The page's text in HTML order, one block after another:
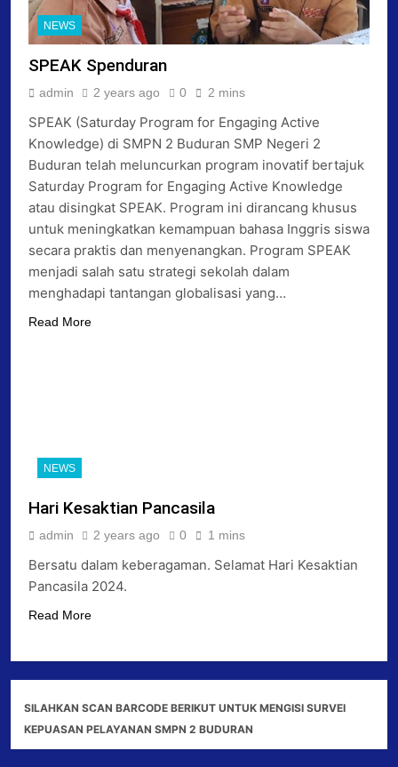
NEWS
SPEAK Spenduran
admin 2 years ago 0 2 mins
SPEAK (Saturday Program for Engaging Active
Knowledge) di SMPN 2 Buduran SMP Negeri 2
Buduran telah meluncurkan program inovatif bertajuk
Saturday Program for Engaging Active Knowledge
atau disingkat SPEAK. Program ini dirancang khusus
untuk meningkatkan kemampuan bahasa Inggris siswa
secara praktis dan menyenangkan. Program SPEAK
menjadi salah satu strategi sekolah dalam
menghadapi tantangan globalisasi yang…
Read More
NEWS
Hari Kesaktian Pancasila
admin 2 years ago 0 1 mins
Bersatu dalam keberagaman. Selamat Hari Kesaktian
Pancasila 2024.
Read More
SILAHKAN SCAN BARCODE BERIKUT UNTUK MENGISI SURVEI
KEPUASAN PELAYANAN SMPN 2 BUDURAN